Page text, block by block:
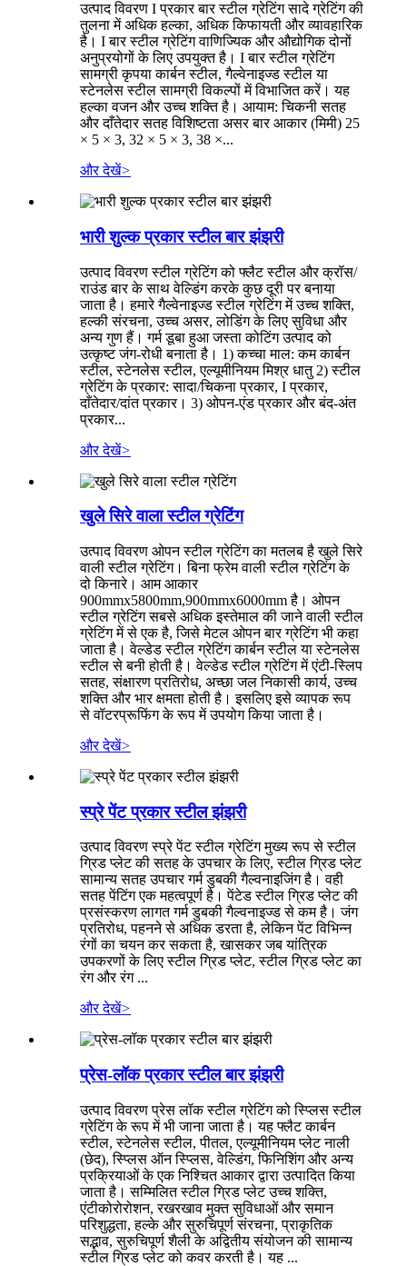
उत्पाद विवरण I प्रकार बार स्टील ग्रेटिंग सादे ग्रेटिंग की
तुलना में अधिक हल्का, अधिक किफायती और व्यावहारिक
है। I बार स्टील ग्रेटिंग वाणिज्यिक और औद्योगिक दोनों
अनुप्रयोगों के लिए उपयुक्त है। I बार स्टील ग्रेटिंग
सामग्री कृपया कार्बन स्टील, गैल्वेनाइज्ड स्टील या
स्टेनलेस स्टील सामग्री विकल्पों में विभाजित करें। यह
हल्का वजन और उच्च शक्ति है। आयाम: चिकनी सतह
और दाँतेदार सतह विशिष्टता असर बार आकार (मिमी) 25
× 5 × 3, 32 × 5 × 3, 38 ×...
और देखें>
भारी शुल्क प्रकार स्टील बार झंझरी
उत्पाद विवरण स्टील ग्रेटिंग को फ्लैट स्टील और क्रॉस/
राउंड बार के साथ वेल्डिंग करके कुछ दूरी पर बनाया
जाता है। हमारे गैल्वेनाइज्ड स्टील ग्रेटिंग में उच्च शक्ति,
हल्की संरचना, उच्च असर, लोडिंग के लिए सुविधा और
अन्य गुण हैं। गर्म डूबा हुआ जस्ता कोटिंग उत्पाद को
उत्कृष्ट जंग-रोधी बनाता है। 1) कच्चा माल: कम कार्बन
स्टील, स्टेनलेस स्टील, एल्यूमीनियम मिश्र धातु 2) स्टील
ग्रेटिंग के प्रकार: सादा/चिकना प्रकार, I प्रकार,
दाँतेदार/दांत प्रकार। 3) ओपन-एंड प्रकार और बंद-अंत
प्रकार...
और देखें>
खुले सिरे वाला स्टील ग्रेटिंग
उत्पाद विवरण ओपन स्टील ग्रेटिंग का मतलब है खुले सिरे
वाली स्टील ग्रेटिंग। बिना फ्रेम वाली स्टील ग्रेटिंग के
दो किनारे। आम आकार
900mmx5800mm,900mmx6000mm है। ओपन
स्टील ग्रेटिंग सबसे अधिक इस्तेमाल की जाने वाली स्टील
ग्रेटिंग में से एक है, जिसे मेटल ओपन बार ग्रेटिंग भी कहा
जाता है। वेल्डेड स्टील ग्रेटिंग कार्बन स्टील या स्टेनलेस
स्टील से बनी होती है। वेल्डेड स्टील ग्रेटिंग में एंटी-स्लिप
सतह, संक्षारण प्रतिरोध, अच्छा जल निकासी कार्य, उच्च
शक्ति और भार क्षमता होती है। इसलिए इसे व्यापक रूप
से वॉटरप्रूफिंग के रूप में उपयोग किया जाता है।
और देखें>
स्प्रे पेंट प्रकार स्टील झंझरी
उत्पाद विवरण स्प्रे पेंट स्टील ग्रेटिंग मुख्य रूप से स्टील
ग्रिड प्लेट की सतह के उपचार के लिए, स्टील ग्रिड प्लेट
सामान्य सतह उपचार गर्म डुबकी गैल्वनाइजिंग है। वही
सतह पेंटिंग एक महत्वपूर्ण है। पेंटेड स्टील ग्रिड प्लेट की
प्रसंस्करण लागत गर्म डुबकी गैल्वनाइज्ड से कम है। जंग
प्रतिरोध, पहनने से अधिक डरता है, लेकिन पेंट विभिन्न
रंगों का चयन कर सकता है, खासकर जब यांत्रिक
उपकरणों के लिए स्टील ग्रिड प्लेट, स्टील ग्रिड प्लेट का
रंग और रंग ...
और देखें>
प्रेस-लॉक प्रकार स्टील बार झंझरी
उत्पाद विवरण प्रेस लॉक स्टील ग्रेटिंग को स्प्लिस स्टील
ग्रेटिंग के रूप में भी जाना जाता है। यह फ्लैट कार्बन
स्टील, स्टेनलेस स्टील, पीतल, एल्यूमीनियम प्लेट नाली
(छेद), स्प्लिस ऑन स्प्लिस, वेल्डिंग, फिनिशिंग और अन्य
प्रक्रियाओं के एक निश्चित आकार द्वारा उत्पादित किया
जाता है। सम्मिलित स्टील ग्रिड प्लेट उच्च शक्ति,
एंटीकोरोरोशन, रखरखाव मुक्त सुविधाओं और समान
परिशुद्धता, हल्के और सुरुचिपूर्ण संरचना, प्राकृतिक
सद्भाव, सुरुचिपूर्ण शैली के अद्वितीय संयोजन की सामान्य
स्टील ग्रिड प्लेट को कवर करती है। यह ...